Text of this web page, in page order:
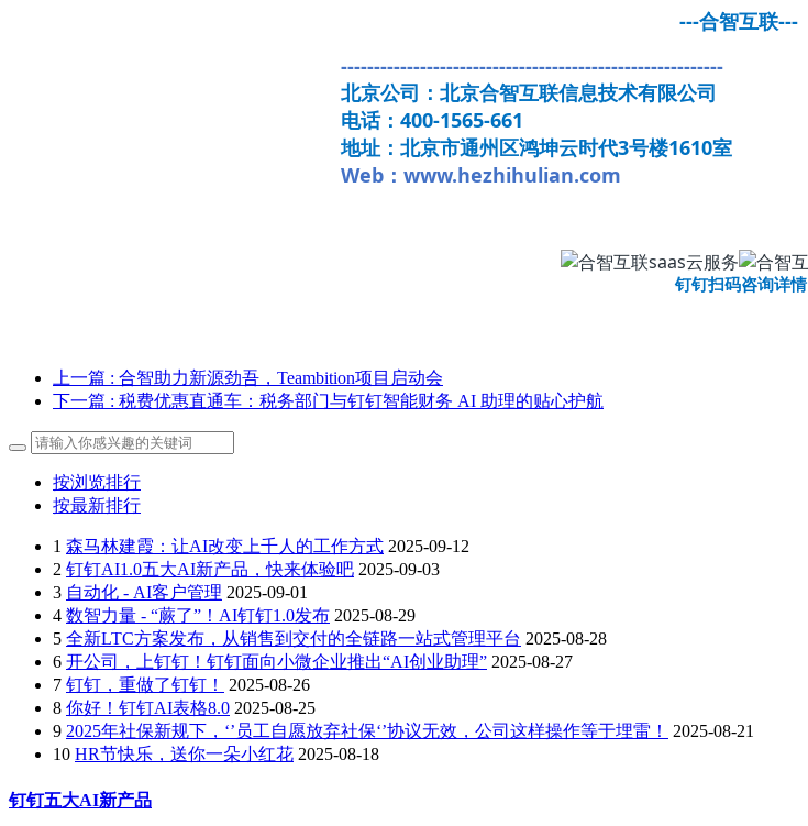
---合智互联---
----------------------------------------------------------
北京公司：北京合智互联信息技术有限公司
电话：400-1565-661
地址：北京市通州区鸿坤云时代3号楼1610室
Web：www.hezhihulian.com
钉钉扫码咨询详情
上一篇 : 合智助力新源劲吾，Teambition项目启动会
下一篇 : 税费优惠直通车：税务部门与钉钉智能财务 AI 助理的贴心护航
按浏览排行
按最新排行
1 森马林建霞：让AI改变上千人的工作方式 2025-09-12
2 钉钉AI1.0五大AI新产品，快来体验吧 2025-09-03
3 自动化 - AI客户管理 2025-09-01
4 数智力量 - “蕨了”！AI钉钉1.0发布 2025-08-29
5 全新LTC方案发布，从销售到交付的全链路一站式管理平台 2025-08-28
6 开公司，上钉钉！钉钉面向小微企业推出“AI创业助理” 2025-08-27
7 钉钉，重做了钉钉！
2025-08-26
8 你好！钉钉AI表格8.0 2025-08-25
9 2025年社保新规下，‘’员工自愿放弃社保‘’协议无效，公司这样操作等于埋雷！
2025-08-21
10 HR节快乐，送你一朵小红花 2025-08-18
钉钉五大AI新产品